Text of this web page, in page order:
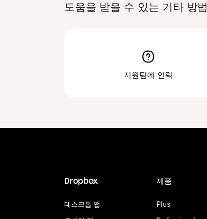
도움을 받을 수 있는 기타 방법
지원팀에 연락
Dropbox
데스크톱 앱
제품
Plus